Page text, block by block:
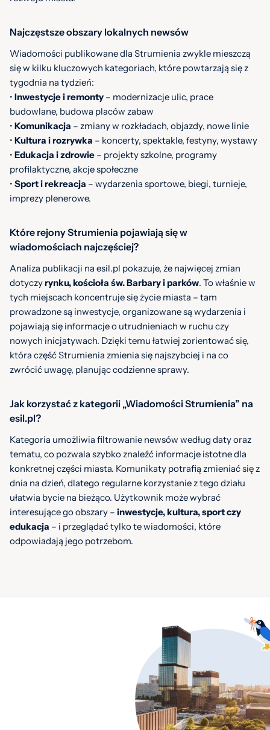
Najczęstsze obszary lokalnych newsów
Wiadomości publikowane dla Strumienia zwykle mieszczą
się w kilku kluczowych kategoriach, które powtarzają się z
tygodnia na tydzień:
• Inwestycje i remonty – modernizacje ulic, prace
budowlane, budowa placów zabaw
• Komunikacja – zmiany w rozkładach, objazdy, nowe linie
• Kultura i rozrywka – koncerty, spektakle, festyny, wystawy
• Edukacja i zdrowie – projekty szkolne, programy
profilaktyczne, akcje społeczne
• Sport i rekreacja – wydarzenia sportowe, biegi, turnieje,
imprezy plenerowe.
Które rejony Strumienia pojawiają się w
wiadomościach najczęściej?
Analiza publikacji na esil.pl pokazuje, że najwięcej zmian
dotyczyrynku, kościoła św. Barbary i parków. To właśnie w
tych miejscach koncentruje się życie miasta – tam
prowadzone są inwestycje, organizowane są wydarzenia i
pojawiają się informacje o utrudnieniach w ruchu czy
nowych inicjatywach. Dzięki temu łatwiej zorientować się,
która część Strumienia zmienia się najszybciej i na co
zwrócić uwagę, planując codzienne sprawy.
Jak korzystać z kategorii „Wiadomości Strumienia” na
esil.pl?
Kategoria umożliwia filtrowanie newsów według daty oraz
tematu, co pozwala szybko znaleźć informacje istotne dla
konkretnej części miasta. Komunikaty potrafią zmieniać się z
dnia na dzień, dlatego regularne korzystanie z tego działu
ułatwia bycie na bieżąco. Użytkownik może wybrać
interesujące go obszary – inwestycje, kultura, sport czy
edukacja – i przeglądać tylko te wiadomości, które
odpowiadają jego potrzebom.